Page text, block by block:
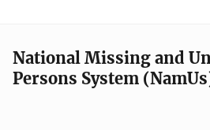
National Missing and
Persons System